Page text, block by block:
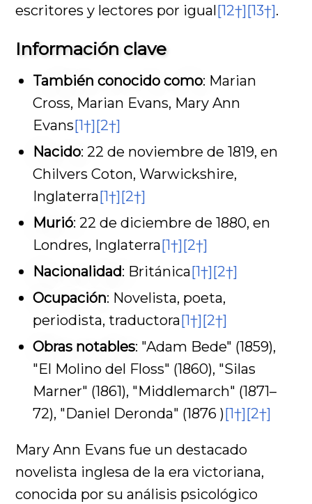
escritores y lectores por igual[12†][13†].
Información clave
También conocido como: Marian
Cross, Marian Evans, Mary Ann
Evans[1†][2†]
Nacido: 22 de noviembre de 1819, en
Chilvers Coton, Warwickshire,
Inglaterra[1†][2†]
Murió: 22 de diciembre de 1880, en
Londres, Inglaterra[1†][2†]
Nacionalidad: Británica[1†][2†]
Ocupación: Novelista, poeta,
periodista, traductora[1†][2†]
Obras notables: "Adam Bede" (1859),
"El Molino del Floss" (1860), "Silas
Marner" (1861), "Middlemarch" (1871–
72), "Daniel Deronda" (1876 )[1†][2†]
Mary Ann Evans fue un destacado
novelista inglesa de la era victoriana,
conocida por su análisis psicológico